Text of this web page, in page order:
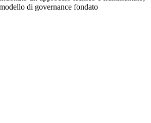
di governance fondato